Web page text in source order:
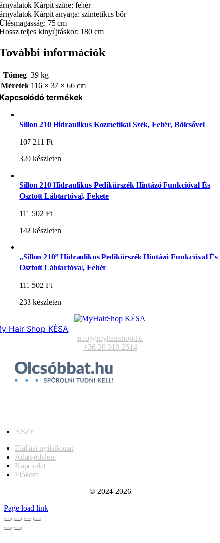
árnyalatok Kárpit színe: fehér
árnyalatok Kárpit anyaga: szintetikus bőr
Ülésmagasság: 75 cm
Hossz teljes kinyújtáskor: 180 cm
További információk
Tömeg 39 kg
Méretek 116 × 37 × 66 cm
Kapcsolódó termékek
Sillon 210 Hidraulikus Kozmetikai Szék, Fehér, Bölcsővel
107 211Ft
320 készleten
Sillon 210 Hidraulikus Pedikűrszék Hintázó Funkcióval És
Osztott Lábtartóval, Fekete
111 502Ft
142 készleten
„Sillon 210” Hidraulikus Pedikűrszék Hintázó Funkcióval És
Osztott Lábtartóval, Fehér
111 502Ft
233 készleten
Hair Shop KÉSA
info@myhairshop.hu
+36 20 318 2514
ÁSZF
Elállási nyilatkozat
Adatvédelem
Kapcsolat
Fiókom
© 2024-2026
Page load link